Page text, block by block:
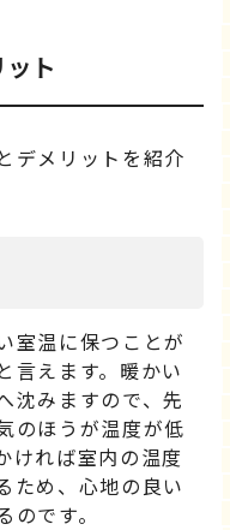
ト
デメリットを紹介
室温に保つことが
言えます。暖かい
沈みますので、先
のほうが温度が低
ければ室内の温度
ため、心地の良い
です。